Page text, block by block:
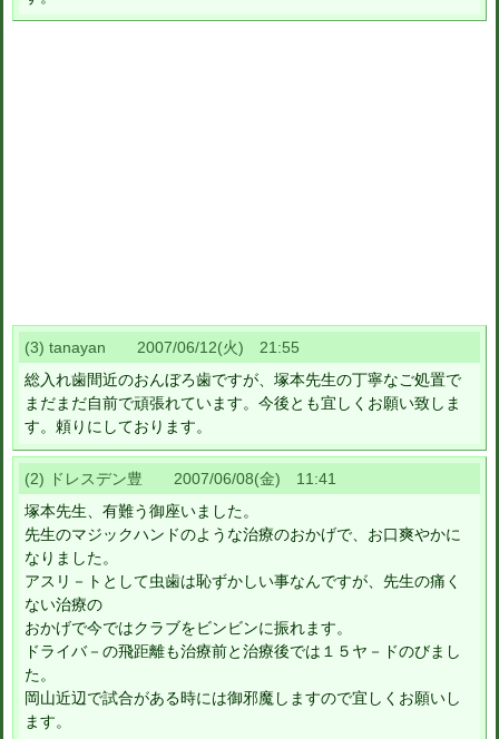
(3) tanayan 2007/06/12(火) 21:55
総入れ歯間近のおんぼろ歯ですが、塚本先生の丁寧なご処置で
まだまだ自前で頑張れています。今後とも宜しくお願い致しま
す。頼りにしております。
(2) ドレスデン豊 2007/06/08(金) 11:41
塚本先生、有難う御座いました。
先生のマジックハンドのような治療のおかげで、お口爽やかに
なりました。
アスリ－トとして虫歯は恥ずかしい事なんですが、先生の痛く
ない治療の
おかげで今ではクラブをビンビンに振れます。
ドライバ－の飛距離も治療前と治療後では１５ヤ－ドのびまし
た。
岡山近辺で試合がある時には御邪魔しますので宜しくお願いし
ます。